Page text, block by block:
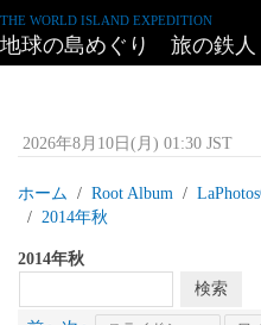
THE WORLD ISLAND EXPEDITION
地球の島めぐり 旅の鉄
2026年8月10日(月) 01:30 JST
ホーム Root Album
2014年秋
2014年秋